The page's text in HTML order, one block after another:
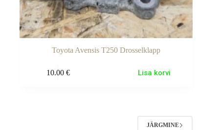
Toyota Avensis T250 Drosselklapp
10.00 € Lisa korvi
JÄRGMINE